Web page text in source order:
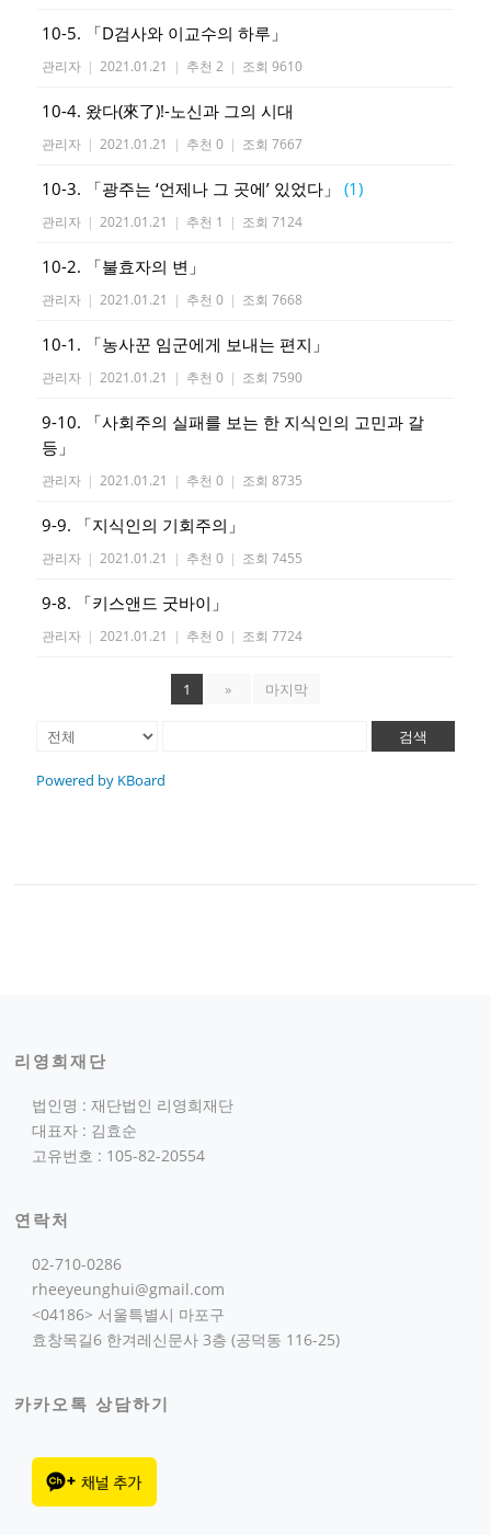
10-5. 「D검사와 이교수의 하루」
관리자 | 2021.01.21 | 추천 2 | 조회 9610
10-4. 왔다(來了)!-노신과 그의 시대
관리자 | 2021.01.21 | 추천 0 | 조회 7667
10-3. 「광주는 ‘언제나 그 곳에’ 있었다」(1)
관리자 | 2021.01.21 | 추천 1 | 조회 7124
10-2. 「불효자의 변」
관리자 | 2021.01.21 | 추천 0 | 조회 7668
10-1. 「농사꾼 임군에게 보내는 편지」
관리자 | 2021.01.21 | 추천 0 | 조회 7590
9-10. 「사회주의 실패를 보는 한 지식인의 고민과 갈
등」
관리자 | 2021.01.21 | 추천 0 | 조회 8735
9-9. 「지식인의 기회주의」
관리자 | 2021.01.21 | 추천 0 | 조회 7455
9-8. 「키스앤드 굿바이」
관리자 | 2021.01.21 | 추천 0 | 조회 7724
1 » 마지막
검색
Powered by KBoard
리영희재단
법인명 : 재단법인 리영희재단
대표자 : 김효순
고유번호 : 105-82-20554
연락처
02-710-0286
rheeyeunghui@gmail.com
<04186> 서울특별시 마포구
효창목길6 한겨레신문사 3층 (공덕동 116-25)
카카오톡 상담하기